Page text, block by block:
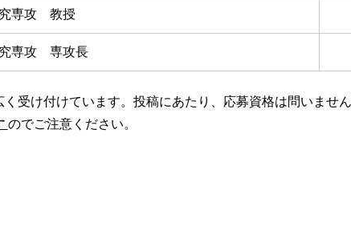
専攻 教授
専攻 専攻長
受け付けています。投稿にあたり、応募資格は問いません
のでご注意ください。